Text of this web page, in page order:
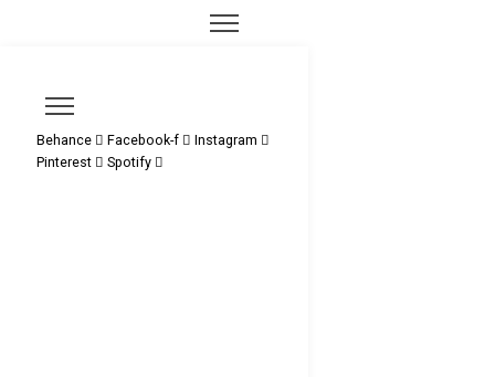
Behance Facebook-f
Instagram
Pinterest
Spotify